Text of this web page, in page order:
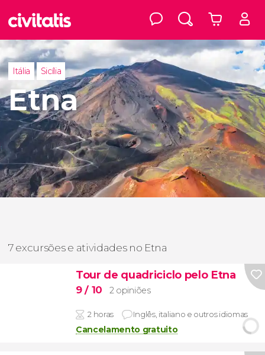
Itália Sicília
Etna
7 excursões e atividades no Etna
Tour de quadriciclo pelo Etna
9/ 10 2 opiniões
2 horas Inglês, italiano e outros idiomas
Cancelamento gratuito